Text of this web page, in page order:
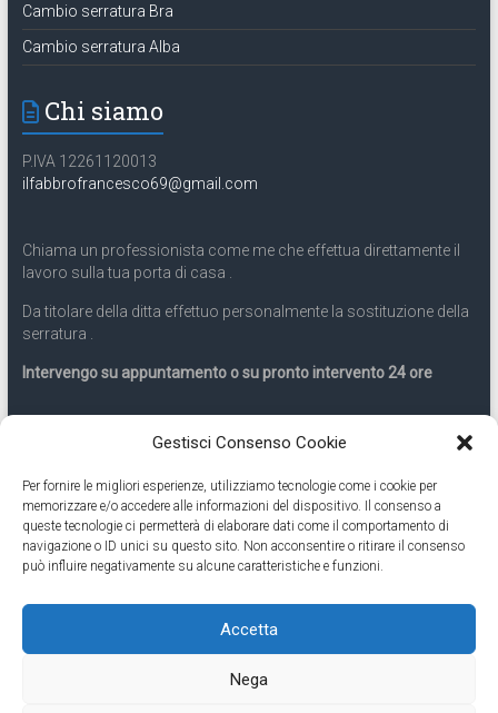
Gestisci Consenso Cookie
Per fornire le migliori esperienze, utilizziamo tecnologie come i cookie per
memorizzare e/o accedere alle informazioni del dispositivo. Il consenso a
queste tecnologie ci permetterà di elaborare dati come il comportamento di
navigazione o ID unici su questo sito. Non acconsentire o ritirare il consenso
può influire negativamente su alcune caratteristiche e funzioni.
Accetta
Nega
Cambio serratura Bra
Cambio serratura Alba
Chi siamo
P.IVA 12261120013
ilfabbrofrancesco69@gmail.com
Chiama un professionista come me che effettua direttamente il
lavoro sulla tua porta di casa .
Da titolare della ditta effettuo personalmente la sostituzione della
serratura .
Intervengo su appuntamento o su pronto intervento 24 ore
Servizio 24 ore
Cell331.9899963
Eseguiamo anche lavori di apertura porte pronto intervento 24
ore
by ThemeGrill. Powered by